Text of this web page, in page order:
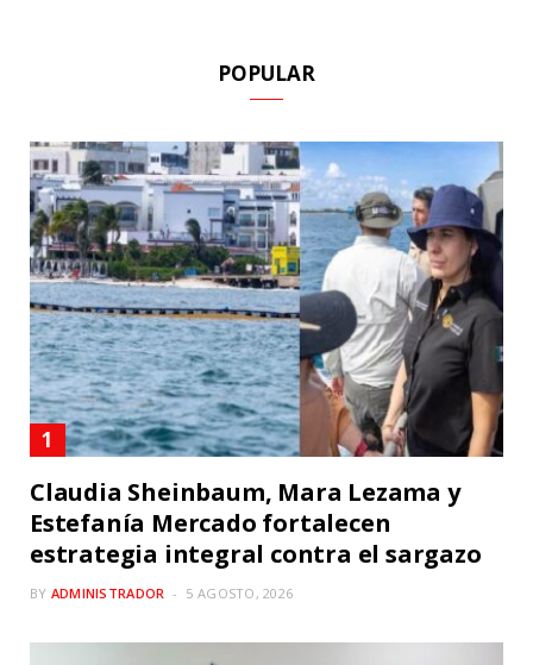
POPULAR
Claudia Sheinbaum, Mara Lezama y
Estefanía Mercado fortalecen
estrategia integral contra el sargazo
BY ADMINISTRADOR 5 AGOSTO, 2026